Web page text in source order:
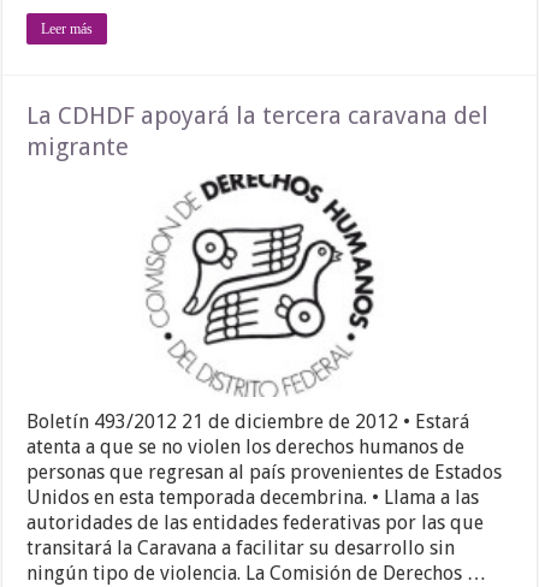
Leer más
La CDHDF apoyará la tercera caravana del
migrante
Boletín 493/2012 21 de diciembre de 2012 • Estará
atenta a que se no violen los derechos humanos de
personas que regresan al país provenientes de Estados
Unidos en esta temporada decembrina. • Llama a las
autoridades de las entidades federativas por las que
transitará la Caravana a facilitar su desarrollo sin
ningún tipo de violencia. La Comisión de Derechos …